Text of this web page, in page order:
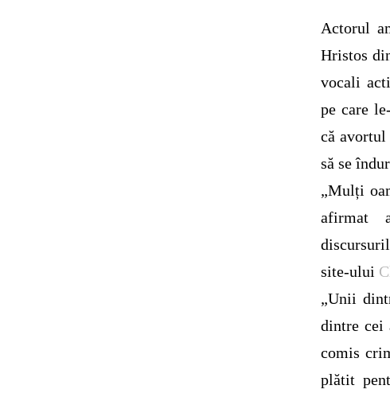
Actorul
Hristos
vocali
pe care
că avortul
să se
„Mulți
afirmat
site-ului
„Unii
dintre cei
comis
plătit